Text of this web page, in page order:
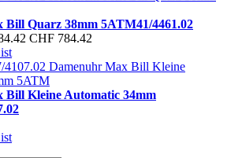
Bill Quarz 38mm 5ATM41/4461.02
CHF 784.42
Bill Kleine Automatic 34mm